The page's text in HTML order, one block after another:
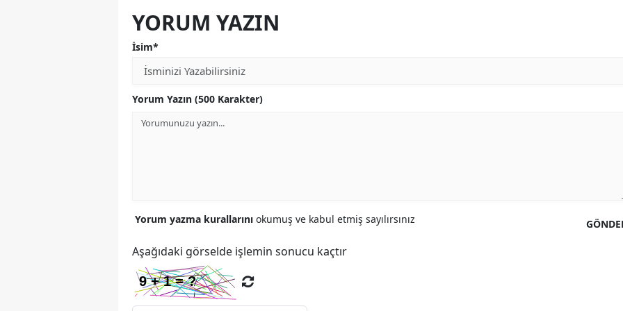
YORUM YAZIN
İsim*
Yorum Yazın (500 Karakter)
Yorum yazma kurallarını okumuş ve kabul etmiş sayılırsınız
Aşağıdaki görselde işlemin sonucu kaçtır